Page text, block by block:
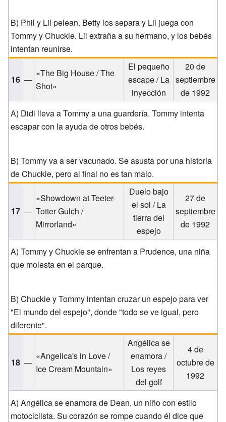
B) Phil y Lil pelean. Betty los separa y Lil juega con
Tommy y Chuckie. Lil extraña a su hermano, y los bebés
intentan reunirse.
16 —
«The Big House / The
Shot»
El pequeño
escape / La
inyección
20 de
septiembre
de 1992
A) Didi lleva a Tommy a una guardería. Tommy intenta
escapar con la ayuda de otros bebés.
B) Tommy va a ser vacunado. Se asusta por una historia
de Chuckie, pero al final no es tan malo.
17 —
«Showdown at Teeter-
Totter Gulch /
Mirrorland»
Duelo bajo
el sol / La
tierra del
espejo
27 de
septiembre
de 1992
A) Tommy y Chuckie se enfrentan a Prudence, una niña
que molesta en el parque.
B) Chuckie y Tommy intentan cruzar un espejo para ver
"El mundo del espejo", donde "todo se ve igual, pero
diferente".
18 —
«Angelica's in Love /
Ice Cream Mountain»
Angélica se
enamora /
Los reyes
del golf
4 de
octubre de
1992
A) Angélica se enamora de Dean, un niño con estilo
motociclista. Su corazón se rompe cuando él dice que